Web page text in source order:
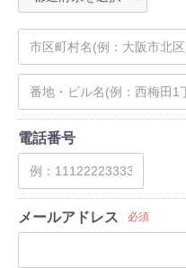
電話番号
メールアドレス 必須